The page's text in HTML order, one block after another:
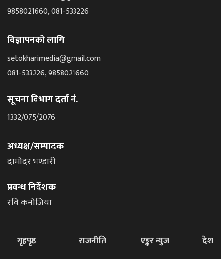
9858021660, 081-533226
विज्ञापनको लागि
setokharimedia@gmail.com
081-533226, 9858021660
सूचना विभाग दर्ता नं.
1332/075/2076
अध्यक्ष/सम्पादक
दामोदर भण्डारी
प्रवन्ध निर्देशक
रवि कनोजिया
गृहपृष्ठ राजनीति एङ्कर न्युज देश